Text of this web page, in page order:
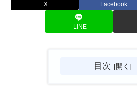
X Facebook
LINE
目次